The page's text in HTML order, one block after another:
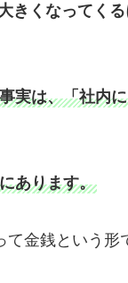
きくなってく
実は、「社内
あります。
金銭という形